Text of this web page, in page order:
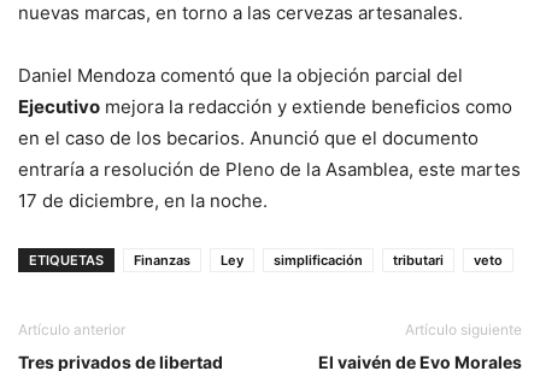
nuevas marcas, en torno a las cervezas artesanales.
Daniel Mendoza comentó que la objeción parcial del
Ejecutivo mejora la redacción y extiende beneficios como
en el caso de los becarios. Anunció que el documento
entraría a resolución de Pleno de la Asamblea, este martes
17 de diciembre, en la noche.
ETIQUETAS Finanzas Ley simplificación tributari veto
Artículo anterior
Tres privados de libertad
Artículo siguiente
El vaivén de Evo Morales